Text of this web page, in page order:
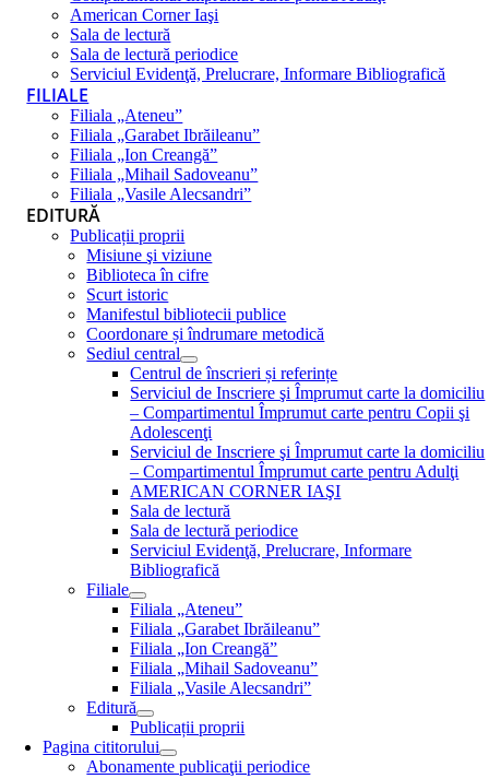
American Corner Iaşi
Sala de lectură
Sala de lectură periodice
Serviciul Evidenţă, Prelucrare, Informare Bibliografică
FILIALE
Filiala „Ateneu”
Filiala „Garabet Ibrăileanu”
Filiala „Ion Creangă”
Filiala „Mihail Sadoveanu”
Filiala „Vasile Alecsandri”
EDITURĂ
Publicații proprii
Misiune şi viziune
Biblioteca în cifre
Scurt istoric
Manifestul bibliotecii publice
Coordonare și îndrumare metodică
Sediul central
Centrul de înscrieri și referințe
Serviciul de Inscriere şi Împrumut carte la domiciliu
– Compartimentul Împrumut carte pentru Copii şi
Adolescenţi
Serviciul de Inscriere şi Împrumut carte la domiciliu
– Compartimentul Împrumut carte pentru Adulţi
AMERICAN CORNER IAŞI
Sala de lectură
Sala de lectură periodice
Serviciul Evidenţă, Prelucrare, Informare
Bibliografică
Filiale
Filiala „Ateneu”
Filiala „Garabet Ibrăileanu”
Filiala „Ion Creangă”
Filiala „Mihail Sadoveanu”
Filiala „Vasile Alecsandri”
Editură
Publicații proprii
Pagina cititorului
Abonamente publicaţii periodice